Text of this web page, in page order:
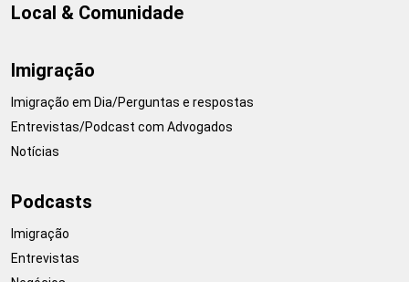
Local & Comunidade
Imigração
Imigração em Dia/Perguntas e respostas
Entrevistas/Podcast com Advogados
Notícias
Podcasts
Imigração
Entrevistas